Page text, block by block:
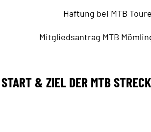
Haftung bei MTB
Mitgliedsantrag MTB
START & ZIEL DER MTB